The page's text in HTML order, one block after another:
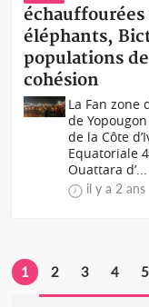
éléphants,
populations
cohésion
La Fan zone
de
de la Côte
Equatoriale
Ouattara d’...
il y a 2 ans
1 2 3 4 5